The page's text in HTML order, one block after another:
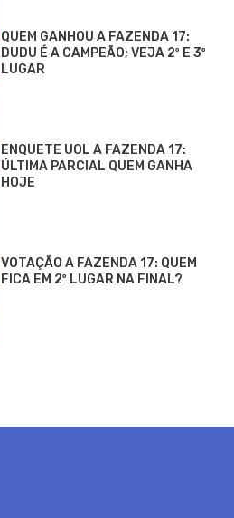
QUEM GANHOU A FAZENDA 17:
DUDU É A CAMPEÃO; VEJA 2º E 3º
LUGAR
ENQUETE UOL A FAZENDA 17:
ÚLTIMA PARCIAL QUEM GANHA
HOJE
VOTAÇÃO A FAZENDA 17: QUEM
FICA EM 2º LUGAR NA FINAL?